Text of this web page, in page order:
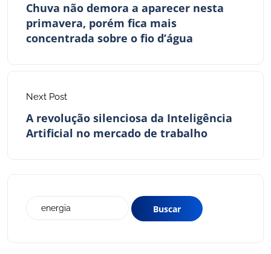
Chuva não demora a aparecer nesta
primavera, porém fica mais
concentrada sobre o fio d’água
Next Post
A revolução silenciosa da Inteligência
Artificial no mercado de trabalho